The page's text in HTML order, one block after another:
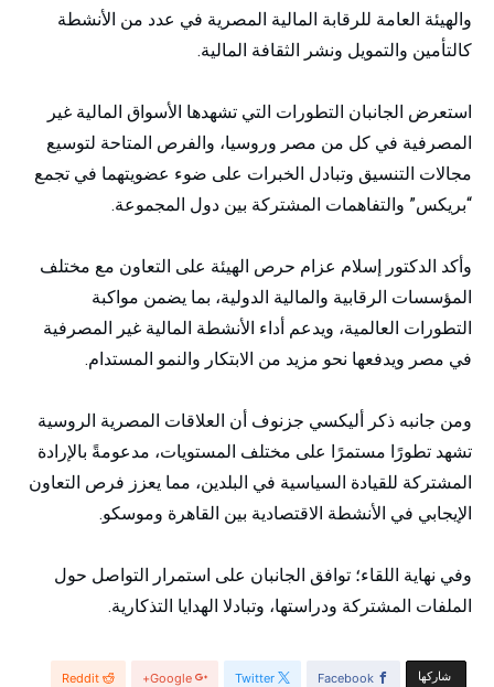
والهيئة العامة للرقابة المالية المصرية في عدد من الأنشطة
كالتأمين والتمويل ونشر الثقافة المالية.
استعرض الجانبان التطورات التي تشهدها الأسواق المالية غير
المصرفية في كل من مصر وروسيا، والفرص المتاحة لتوسيع
مجالات التنسيق وتبادل الخبرات على ضوء عضويتهما في تجمع
“بريكس” والتفاهمات المشتركة بين دول المجموعة.
وأكد الدكتور إسلام عزام حرص الهيئة على التعاون مع مختلف
المؤسسات الرقابية والمالية الدولية، بما يضمن مواكبة
التطورات العالمية، ويدعم أداء الأنشطة المالية غير المصرفية
في مصر ويدفعها نحو مزيد من الابتكار والنمو المستدام.
ومن جانبه ذكر أليكسي جزنوف أن العلاقات المصرية الروسية
تشهد تطورًا مستمرًا على مختلف المستويات، مدعومةً بالإرادة
المشتركة للقيادة السياسية في البلدين، مما يعزز فرص التعاون
الإيجابي في الأنشطة الاقتصادية بين القاهرة وموسكو.
وفي نهاية اللقاء؛ توافق الجانبان على استمرار التواصل حول
الملفات المشتركة ودراستها، وتبادلا الهدايا التذكارية.
‫‫ شاركها‬ Facebook
Twitter
Google+
Reddit